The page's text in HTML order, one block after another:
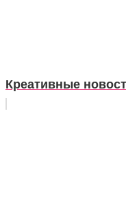
Креативные